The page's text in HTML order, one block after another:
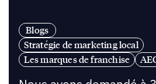
Blogs
Stratégie de marketing local
Les marques de franchise